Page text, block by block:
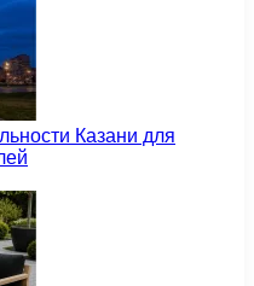
Казани для